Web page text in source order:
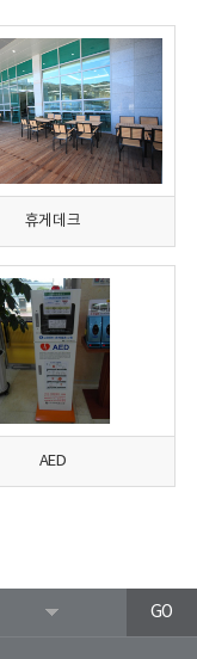
휴게데크
AED